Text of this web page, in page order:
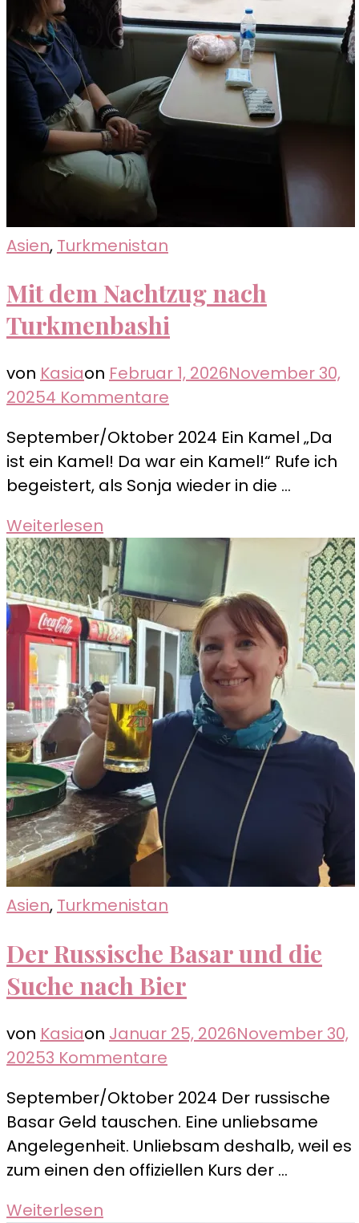
Asien, Turkmenistan
Mit dem Nachtzug nach
Turkmenbashi
von Kasiaon Februar 1, 2026November 30,
20254 Kommentare
dem
Nachtzug
nach
September/Oktober 2024 Ein Kamel „Da
ist ein Kamel! Da war ein Kamel!“ Rufe ich
begeistert, als Sonja wieder in die …
Weiterlesen
Asien, Turkmenistan
Der Russische Basar und die
Suche nach Bier
von Kasiaon Januar 25, 2026November 30,
20253 Kommentare
Russische
Basar
und
die
September/Oktober 2024 Der russische
Basar Geld tauschen. Eine unliebsame
Angelegenheit. Unliebsam deshalb, weil es
zum einen den offiziellen Kurs der …
Weiterlesen